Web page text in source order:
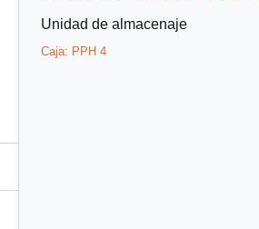
Unidad de almacenaje
Caja: PPH 4